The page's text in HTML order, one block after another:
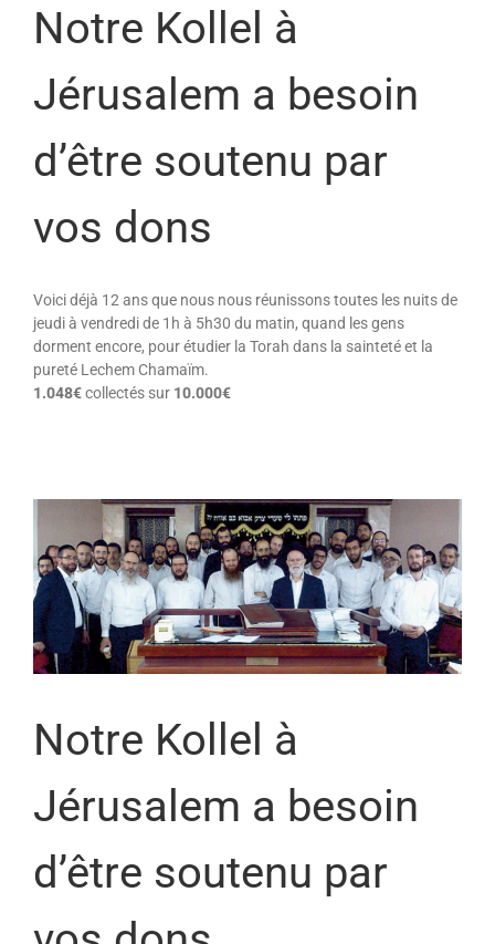
Notre Kollel à
Jérusalem a besoin
d’être soutenu par
vos dons
Voici déjà 12 ans que nous nous réunissons toutes les nuits de
jeudi à vendredi de 1h à 5h30 du matin, quand les gens
dorment encore, pour étudier la Torah dans la sainteté et la
pureté Lechem Chamaïm.
1.048€collectés sur 10.000€
Notre Kollel à
Jérusalem a besoin
d’être soutenu par